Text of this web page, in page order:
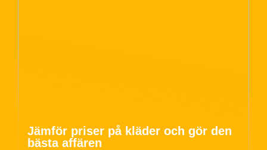
Jämför priser på kläder och gör den
bästa affären